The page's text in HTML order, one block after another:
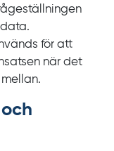
för att
när det